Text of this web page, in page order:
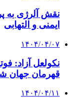
نقش آلرژی به
ایمنی و التهابی
۱۴۰۴/۰۴/۰۷
نکولعل آزاد:
قهرمان جهان
۱۴۰۴/۰۴/۱۱